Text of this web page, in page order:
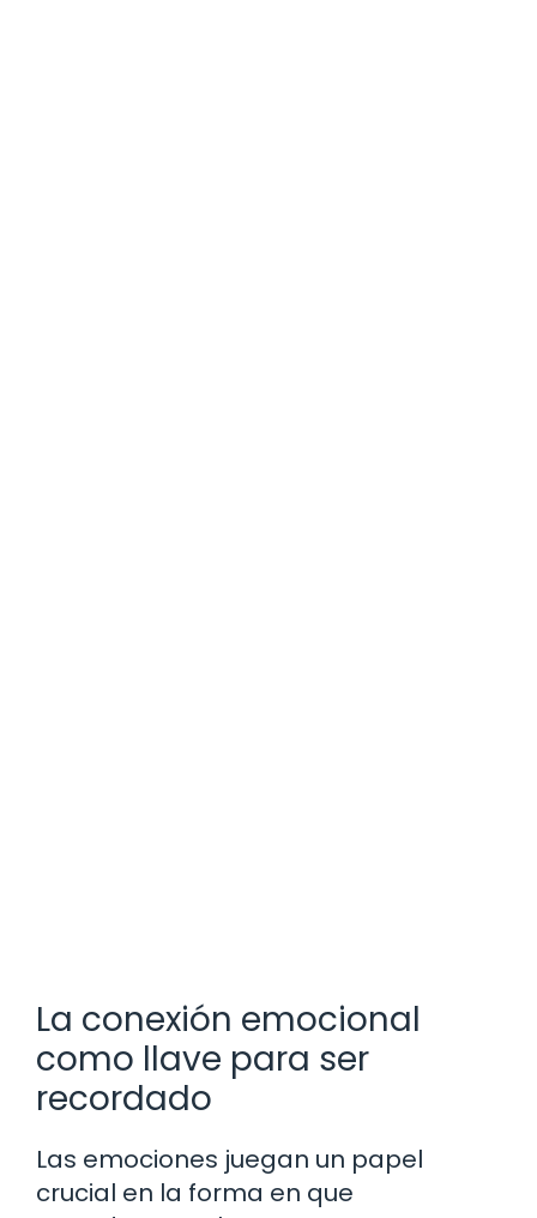
La conexión emocional
como llave para ser
recordado
Las emociones juegan un papel
crucial en la forma en que